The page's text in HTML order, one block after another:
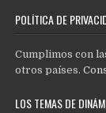
POLÍTICA DE
Cumplimos con
otros países.
LOS TEMAS DE